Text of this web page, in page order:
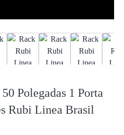
Polegadas 1 Porta
Rubi Linea Brasil